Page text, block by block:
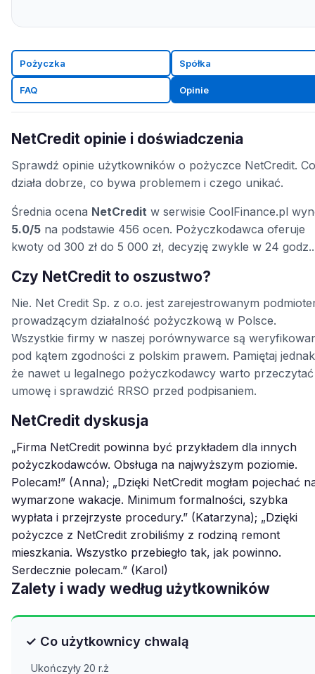
Pożyczka Spółka
FAQ Opinie
NetCredit opinie i doświadczenia
Sprawdź opinie użytkowników o pożyczce NetCredit. Co
działa dobrze, co bywa problemem i czego unikać.
Średnia ocena NetCredit w serwisie CoolFinance.pl
5.0/5 na podstawie 456 ocen. Pożyczkodawca oferuje
kwoty od 300 zł do 5 000 zł, decyzję zwykle w 24 godz..
Czy NetCredit to oszustwo?
Nie. Net Credit Sp. z o.o. jest zarejestrowanym
prowadzącym działalność pożyczkową w Polsce.
Wszystkie firmy w naszej porównywarce są
pod kątem zgodności z polskim prawem. Pamiętaj
że nawet u legalnego pożyczkodawcy warto przeczytać
umowę i sprawdzić RRSO przed podpisaniem.
NetCredit dyskusja
„Firma NetCredit powinna być przykładem dla innych
pożyczkodawców. Obsługa na najwyższym poziomie.
Polecam!” (Anna); „Dzięki NetCredit mogłam pojechać
wymarzone wakacje. Minimum formalności, szybka
wypłata i przejrzyste procedury.” (Katarzyna); „Dzięki
pożyczce z NetCredit zrobiliśmy z rodziną remont
mieszkania. Wszystko przebiegło tak, jak powinno.
Serdecznie polecam.” (Karol)
Zalety i wady według użytkowników
✓ Co użytkownicy chwalą
Ukończyły 20 r.ż